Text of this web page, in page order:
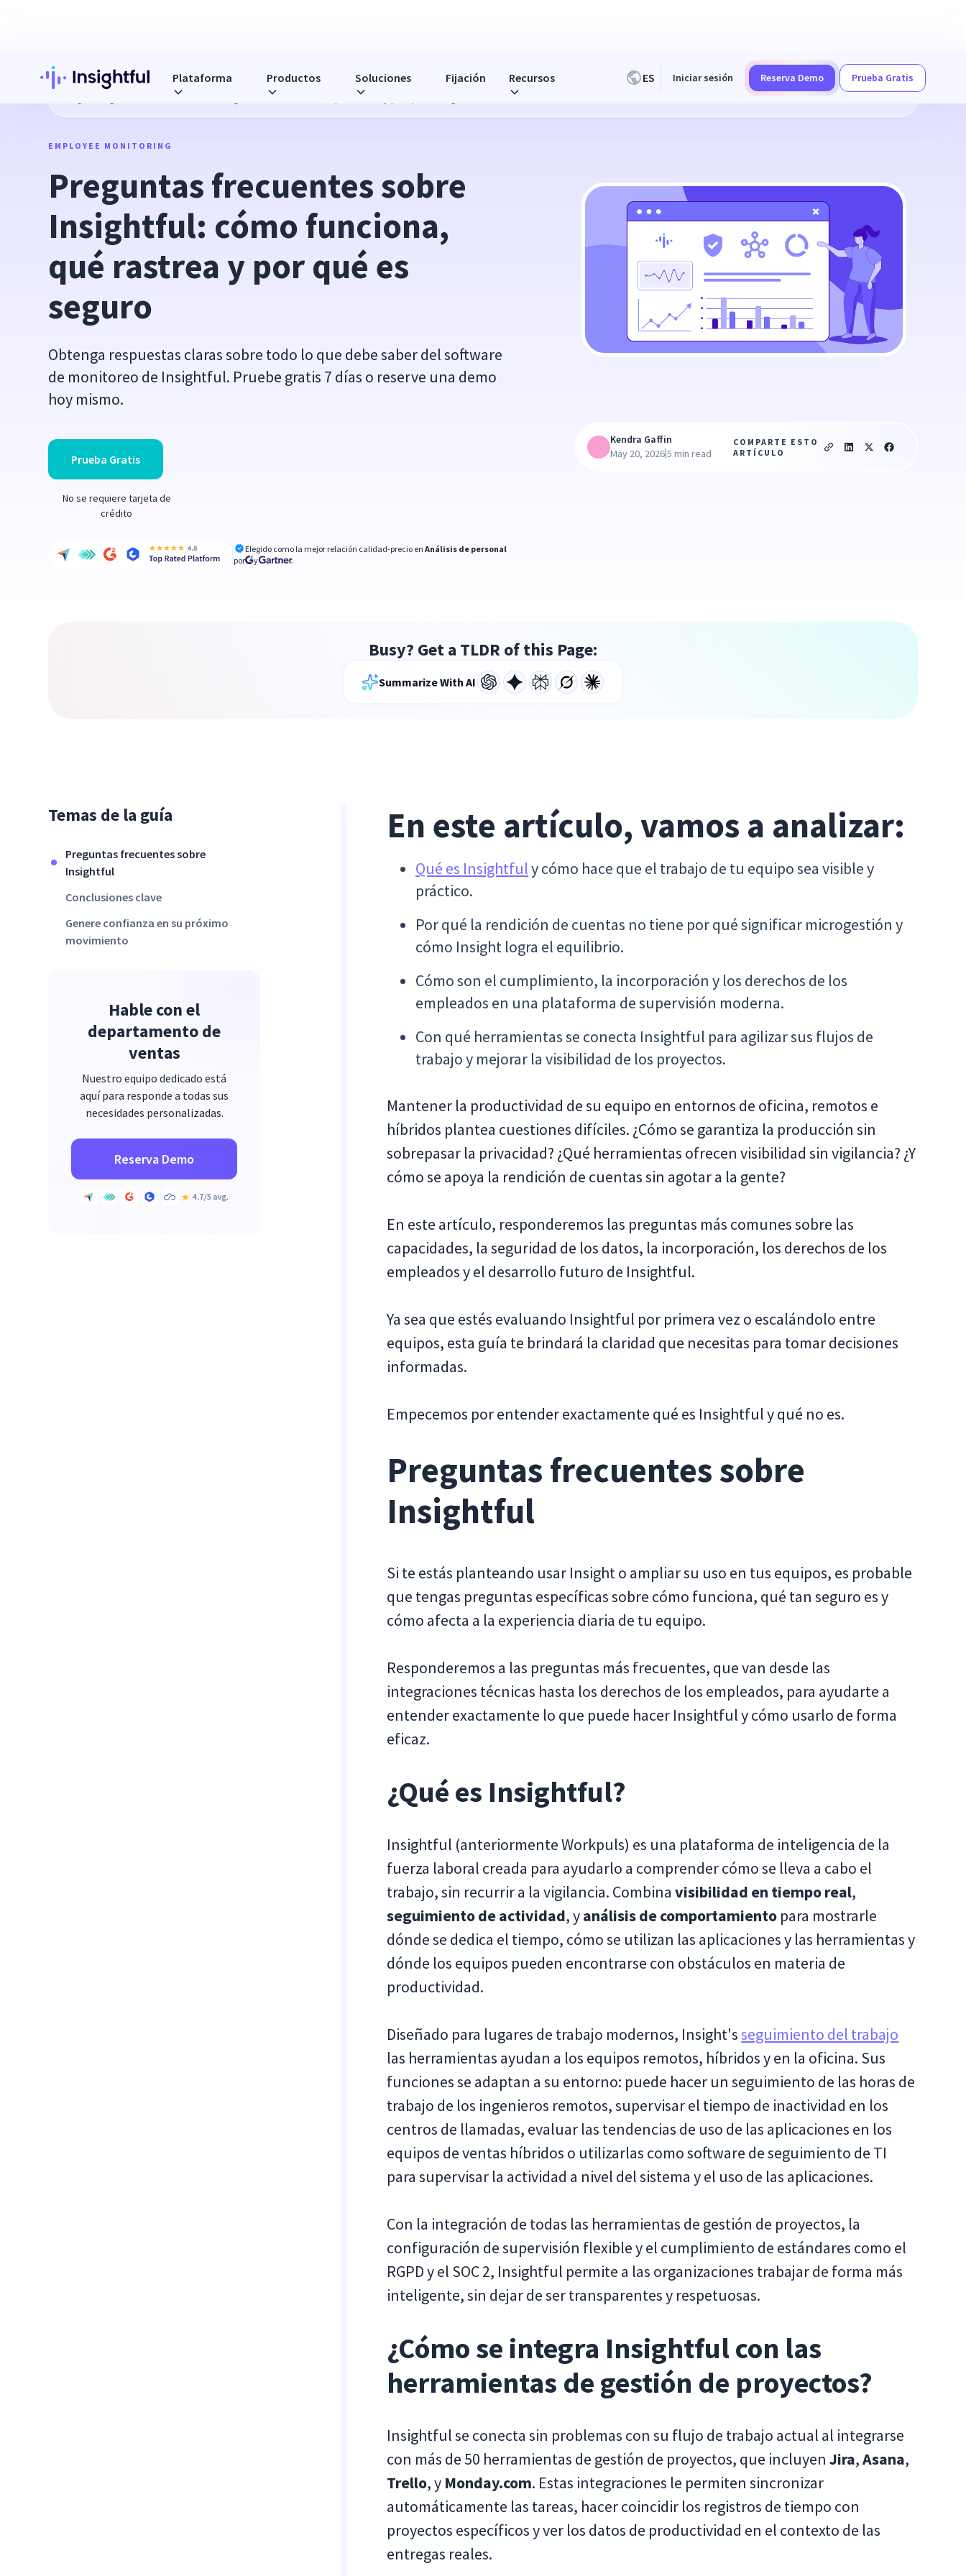
Plataforma Productos Soluciones Fijación Recursos ES Iniciar sesión Reserva Demo
Prueba Gratis
Preguntas frecuentes sobre Insightful: cómo funciona, qué rastrea y por qué es seguro
EMPLOYEE MONITORING
Preguntas frecuentes sobre
Insightful: cómo funciona,
qué rastrea y por qué es
seguro
Obtenga respuestas claras sobre todo lo que debe saber del software
de monitoreo de Insightful. Pruebe gratis 7 días o reserve una demo
hoy mismo.
Prueba Gratis
No se requiere tarjeta de
crédito
Elegido como la mejor relación calidad-precio enAnálisis de personal
por
y
Kendra Gaffin
May 20, 2026|5 min read
COMPARTE ESTO
ARTÍCULO
Busy? Get a TLDR of this Page:
Summarize With AI
Temas de la guía
Preguntas frecuentes sobre
Insightful
Conclusiones clave
Genere confianza en su próximo
movimiento
Hable con el
departamento de
ventas
Nuestro equipo dedicado está
aquí para responde a todas sus
necesidades personalizadas.
Reserva Demo
En este artículo, vamos a analizar:
Qué es Insightfuly cómo hace que el trabajo de tu equipo sea visible y
práctico.
Por qué la rendición de cuentas no tiene por qué significar microgestión y
cómo Insight logra el equilibrio.
Cómo son el cumplimiento, la incorporación y los derechos de los
empleados en una plataforma de supervisión moderna.
Con qué herramientas se conecta Insightful para agilizar sus flujos de
trabajo y mejorar la visibilidad de los proyectos.
Mantener la productividad de su equipo en entornos de oficina, remotos e
híbridos plantea cuestiones difíciles. ¿Cómo se garantiza la producción sin
sobrepasar la privacidad? ¿Qué herramientas ofrecen visibilidad sin vigilancia? ¿Y
cómo se apoya la rendición de cuentas sin agotar a la gente?
En este artículo, responderemos las preguntas más comunes sobre las
capacidades, la seguridad de los datos, la incorporación, los derechos de los
empleados y el desarrollo futuro de Insightful.
Ya sea que estés evaluando Insightful por primera vez o escalándolo entre
equipos, esta guía te brindará la claridad que necesitas para tomar decisiones
informadas.
Empecemos por entender exactamente qué es Insightful y qué no es.
Preguntas frecuentes sobre
Insightful
Si te estás planteando usar Insight o ampliar su uso en tus equipos, es probable
que tengas preguntas específicas sobre cómo funciona, qué tan seguro es y
cómo afecta a la experiencia diaria de tu equipo.
Responderemos a las preguntas más frecuentes, que van desde las
integraciones técnicas hasta los derechos de los empleados, para ayudarte a
entender exactamente lo que puede hacer Insightful y cómo usarlo de forma
eficaz.
¿Qué es Insightful?
Insightful (anteriormente Workpuls) es una plataforma de inteligencia de la
fuerza laboral creada para ayudarlo a comprender cómo se lleva a cabo el
trabajo, sin recurrir a la vigilancia. Combinavisibilidad en tiempo real,
seguimiento de actividad, yanálisis de comportamiento para mostrarle
dónde se dedica el tiempo, cómo se utilizan las aplicaciones y las herramientas y
dónde los equipos pueden encontrarse con obstáculos en materia de
productividad.
Diseñado para lugares de trabajo modernos, Insight'sseguimiento del trabajo
las herramientas ayudan a los equipos remotos, híbridos y en la oficina. Sus
funciones se adaptan a su entorno: puede hacer un seguimiento de las horas de
trabajo de los ingenieros remotos, supervisar el tiempo de inactividad en los
centros de llamadas, evaluar las tendencias de uso de las aplicaciones en los
equipos de ventas híbridos o utilizarlas como software de seguimiento de TI
para supervisar la actividad a nivel del sistema y el uso de las aplicaciones.
Con la integración de todas las herramientas de gestión de proyectos, la
configuración de supervisión flexible y el cumplimiento de estándares como el
RGPD y el SOC 2, Insightful permite a las organizaciones trabajar de forma más
inteligente, sin dejar de ser transparentes y respetuosas.
¿Cómo se integra Insightful con las
herramientas de gestión de proyectos?
Insightful se conecta sin problemas con su flujo de trabajo actual al integrarse
con más de 50 herramientas de gestión de proyectos, que incluyenJira,Asana,
Trello, y Monday.com. Estas integraciones le permiten sincronizar
automáticamente las tareas, hacer coincidir los registros de tiempo con
proyectos específicos y ver los datos de productividad en el contexto de las
entregas reales.